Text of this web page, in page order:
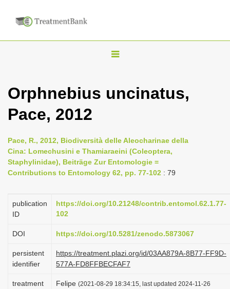
T
g
n
a
v
g
o
n
Orphnebius uncinatus,
Pace, 2012
Pace, R., 2012, Biodiversità delle Aleocharinae della
Cina: Lomechusini e Thamiaraeini (Coleoptera,
Staphylinidae), Beiträge Zur Entomologie =
Contributions to Entomology 62, pp. 77-102 : 79
publication
ID
https://doi.org/10.21248/contrib.entomol.62.1.77-
102
DOI https://doi.org/10.5281/zenodo.5873067
persistent
identifier
https://treatment.plazi.org/id/03AA879A-8B77-FF9D-
577A-FD8FFBECFAF7
treatment
Felipe (2021-08-29 18:34:15, last updated 2024-11-26